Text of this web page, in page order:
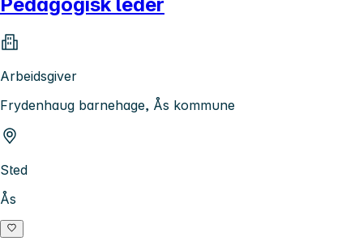
Arbeidsgiver
Frydenhaug barnehage, Ås kommune
Sted
Ås